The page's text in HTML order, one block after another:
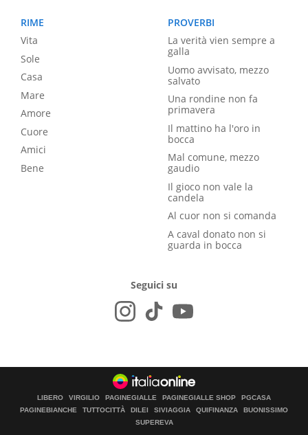
RIME
Vita
Sole
Casa
Mare
Amore
Cuore
Amici
Bene
PROVERBI
La verità vien sempre a
galla
Uomo avvisato, mezzo
salvato
Una rondine non fa
primavera
Il mattino ha l'oro in
bocca
Mal comune, mezzo
gaudio
Il gioco non vale la
candela
Al cuor non si comanda
A caval donato non si
guarda in bocca
Seguici su
LIBERO VIRGILIO PAGINEGIALLE PAGINEGIALLE SHOP
PGCASA
PAGINEBIANCHE
TUTTOCITTÀ DILEI SIVIAGGIA QUIFINANZA
BUONISSIMO
SUPEREVA